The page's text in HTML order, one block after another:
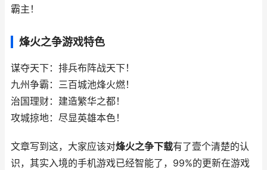
霸主！
烽火之争游戏特色
谋夺天下：排兵布阵战天下！
九州争霸：三百城池烽火燃！
治国理财：建造繁华之都！
攻城掠地：尽显英雄本色！
文章写到这，大家应该对烽火之争下载有了壹个清楚的认
识，其实入境的手机游戏已经智能了，99%的更新在游戏